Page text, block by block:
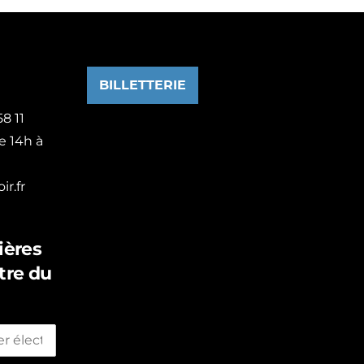
11
14h à
du
BILLETTERIE